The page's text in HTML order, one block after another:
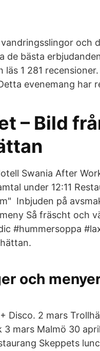
och
bästa
1 281
evenemang har
– Bild
Swania After
under 12:11
Inbjuden på
Så fräscht och
#hummersoppa
och
Disco. 2 mars
3 mars Malmö 30
Skeppets